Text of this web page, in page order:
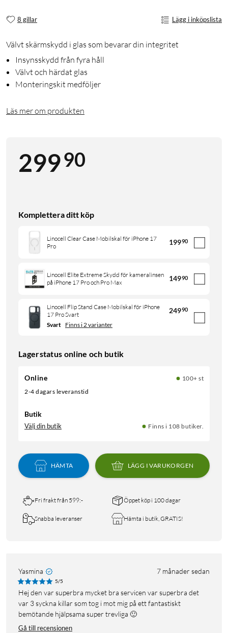
8 gillar Lägg i inköpslista
Välvt skärmskydd i glas som bevarar din integritet
Insynsskydd från fyra håll
Välvt och härdat glas
Monteringskit medföljer
Läs mer om produkten
29990
Komplettera ditt köp
Linocell Clear Case Mobilskal för iPhone 17
Pro
19990
Linocell Elite Extreme Skydd för kameralinsen
på iPhone 17 Pro och Pro Max
14990
Linocell Flip Stand Case Mobilskal för iPhone
17 Pro Svart
24990
Svart Finns i 2 varianter
Lagerstatus online och butik
Online
100+ st
2-4 dagars leveranstid
Butik
Välj din butik Finns i 108 butiker.
HÄMTA LÄGG I VARUKORGEN
Fri frakt från 599:- Öppet köp i 100 dagar
Snabba leveranser Hämta i butik, GRATIS!
Yasmina 7 månader sedan
5/5
Hej den var superbra mycket bra servicen var superbra det
var 3 syckna killar som tog i mot mig på ett fantastiskt
bemötande hjälpsama super trevliga 🙂
Gå till recensionen